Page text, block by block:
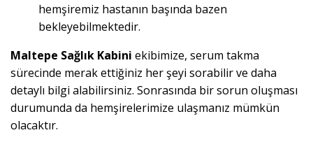
hemşiremiz hastanın başında bazen
bekleyebilmektedir.
Maltepe Sağlık Kabini ekibimize, serum takma
sürecinde merak ettiğiniz her şeyi sorabilir ve daha
detaylı bilgi alabilirsiniz. Sonrasında bir sorun oluşması
durumunda da hemşirelerimize ulaşmanız mümkün
olacaktır.